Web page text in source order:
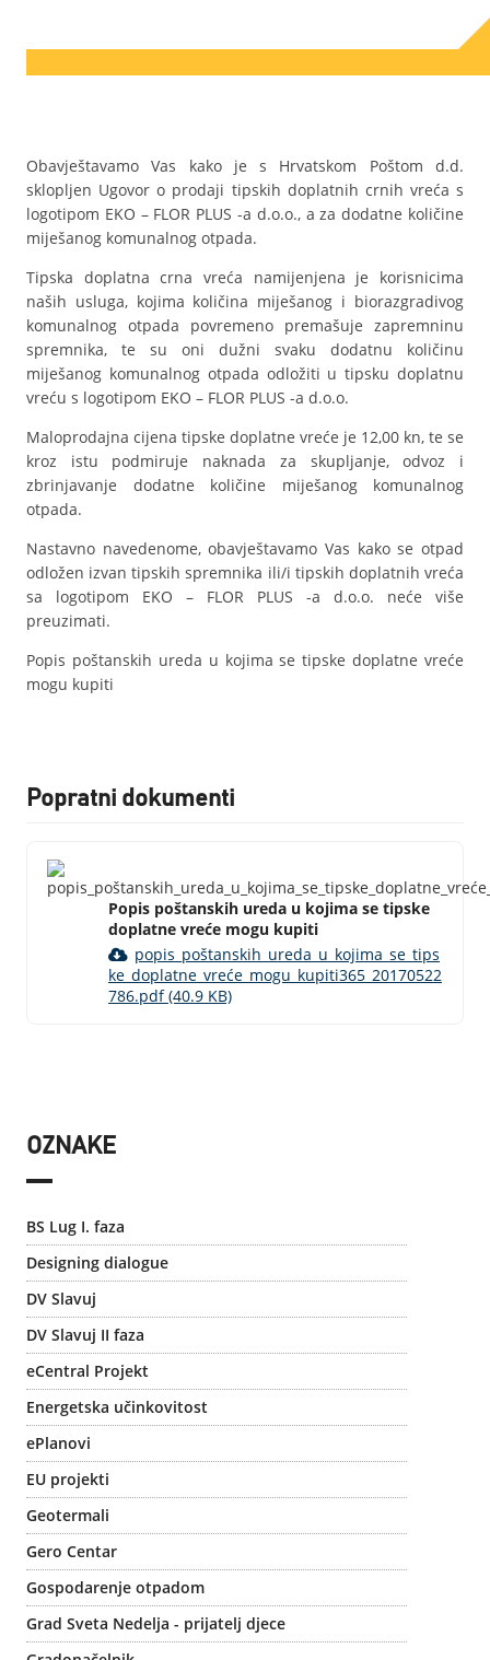
Obavještavamo Vas kako je s Hrvatskom Poštom d.d.
sklopljen Ugovor o prodaji tipskih doplatnih crnih vreća s
logotipom EKO – FLOR PLUS -a d.o.o., a za dodatne količine
miješanog komunalnog otpada.
Tipska doplatna crna vreća namijenjena je korisnicima
naših usluga, kojima količina miješanog i biorazgradivog
komunalnog otpada povremeno premašuje zapremninu
spremnika, te su oni dužni svaku dodatnu količinu
miješanog komunalnog otpada odložiti u tipsku doplatnu
vreću s logotipom EKO – FLOR PLUS -a d.o.o.
Maloprodajna cijena tipske doplatne vreće je 12,00 kn, te se
kroz istu podmiruje naknada za skupljanje, odvoz i
zbrinjavanje dodatne količine miješanog komunalnog
otpada.
Nastavno navedenome, obavještavamo Vas kako se otpad
odložen izvan tipskih spremnika ili/i tipskih doplatnih vreća
sa logotipom EKO – FLOR PLUS -a d.o.o. neće više
preuzimati.
Popis poštanskih ureda u kojima se tipske doplatne vreće
mogu kupiti
Popratni dokumenti
Popis poštanskih ureda u kojima se tipske
doplatne vreće mogu kupiti
popis_poštanskih_ureda_u_kojima_se_tips
ke_doplatne_vreće_mogu_kupiti365_20170522
786.pdf (40.9 KB)
OZNAKE
BS Lug I. faza
Designing dialogue
DV Slavuj
DV Slavuj II faza
eCentral Projekt
Energetska učinkovitost
ePlanovi
EU projekti
Geotermali
Gero Centar
Gospodarenje otpadom
Grad Sveta Nedelja - prijatelj djece